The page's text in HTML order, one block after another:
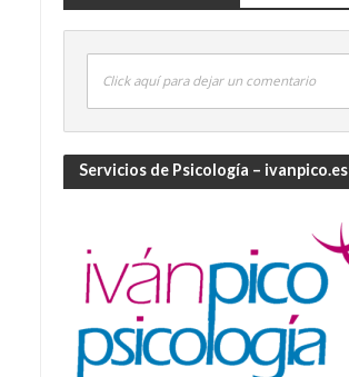
Click aquí para dejar un comentario
Servicios de Psicología – ivanpico.es